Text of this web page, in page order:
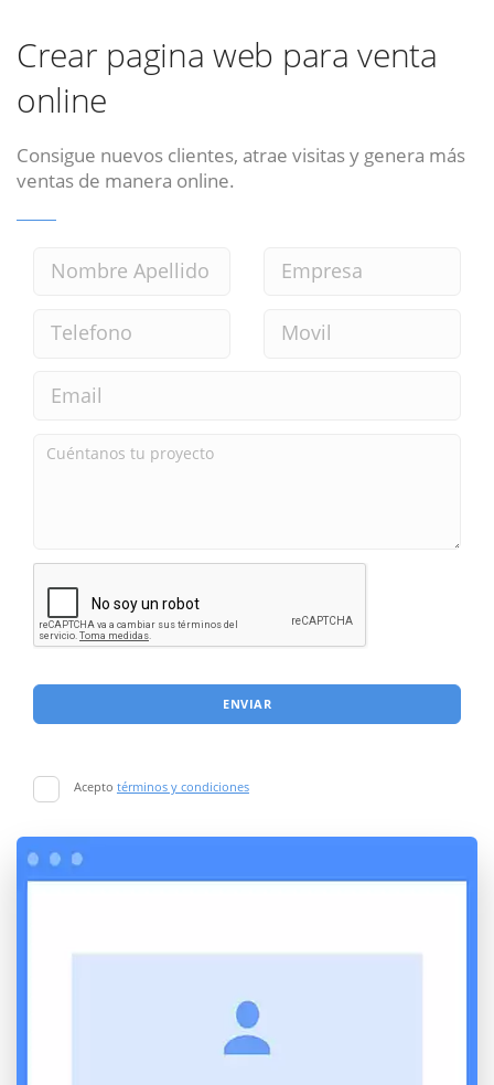
Crear pagina web para venta
online
Consigue nuevos clientes, atrae visitas y genera más
ventas de manera online.
ENVIAR
Acepto términos y condiciones